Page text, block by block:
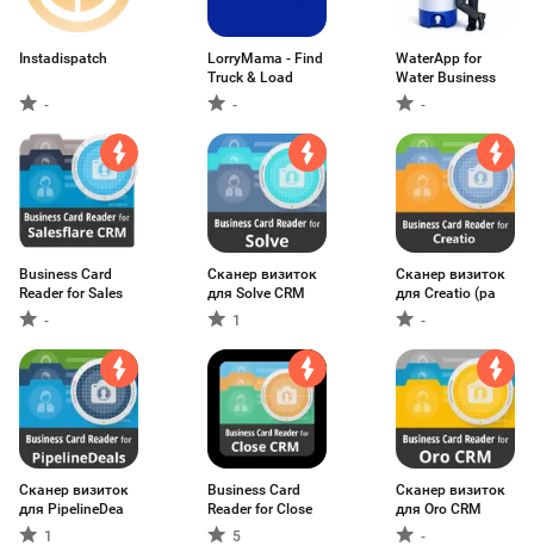
Instadispatch
-
LorryMama - Find
Truck & Load
-
WaterApp for
Water Business
-
Business Card
Reader for Sales
-
Сканер визиток
для Solve CRM
1
Сканер визиток
для Creatio (ра
-
Сканер визиток
для PipelineDea
1
Business Card
Reader for Close
5
Сканер визиток
для Oro CRM
-